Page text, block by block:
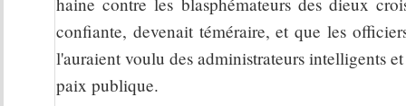
confiante, devenait téméraire, et que les
l'auraient voulu des administrateurs intelligents
paix publique.